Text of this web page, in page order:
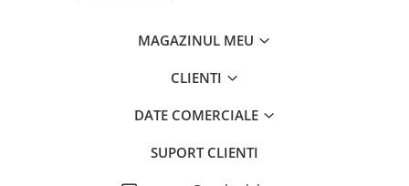
MAGAZINUL MEU
CLIENTI
DATE COMERCIALE
SUPORT CLIENTI